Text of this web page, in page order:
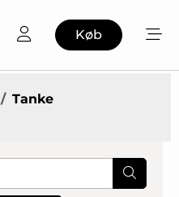
Køb
Tanke